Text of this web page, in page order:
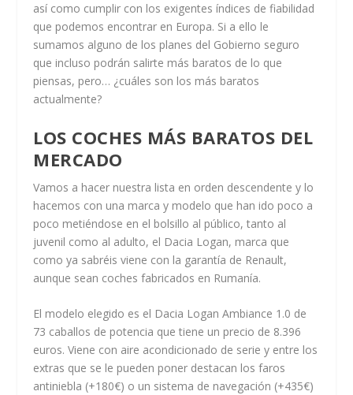
así como cumplir con los exigentes índices de fiabilidad
que podemos encontrar en Europa. Si a ello le
sumamos alguno de los planes del Gobierno seguro
que incluso podrán salirte más baratos de lo que
piensas, pero… ¿cuáles son los más baratos
actualmente?
LOS COCHES MÁS BARATOS DEL
MERCADO
Vamos a hacer nuestra lista en orden descendente y lo
hacemos con una marca y modelo que han ido poco a
poco metiéndose en el bolsillo al público, tanto al
juvenil como al adulto, el Dacia Logan, marca que
como ya sabréis viene con la garantía de Renault,
aunque sean coches fabricados en Rumanía.
El modelo elegido es el Dacia Logan Ambiance 1.0 de
73 caballos de potencia que tiene un precio de 8.396
euros. Viene con aire acondicionado de serie y entre los
extras que se le pueden poner destacan los faros
antiniebla (+180€) o un sistema de navegación (+435€)